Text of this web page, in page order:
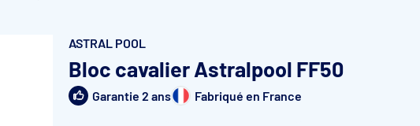
ASTRAL POOL
Bloc cavalier Astralpool FF50
Garantie 2 ans Fabriqué en France